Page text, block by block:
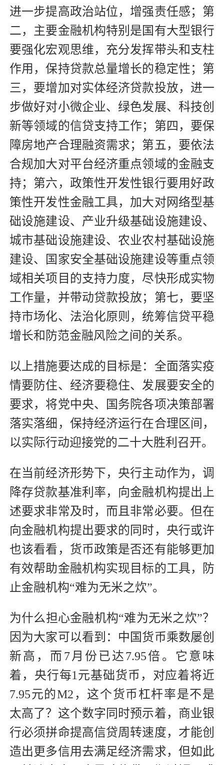
进一步提高政治站位，增强责任感；第
二，主要金融机构特别是国有大型银行
要强化宏观思维，充分发挥带头和支柱
作用，保持贷款总量增长的稳定性；第
三，要增加对实体经济贷款投放，进一
步做好对小微企业、绿色发展、科技创
新等领域的信贷支持工作；第四，要保
障房地产合理融资需求；第五，要依法
合规加大对平台经济重点领域的金融支
持；第六，政策性开发性银行要用好政
策性开发性金融工具，加大对网络型基
础设施建设、产业升级基础设施建设、
城市基础设施建设、农业农村基础设施
建设、国家安全基础设施建设等重点领
域相关项目的支持力度，尽快形成实物
工作量，并带动贷款投放；第七，要坚
持市场化、法治化原则，统筹信贷平稳
增长和防范金融风险之间的关系。
以上措施要达成的目标是：全面落实疫
情要防住、经济要稳住、发展要安全的
要求，将党中央、国务院各项决策部署
落实落细，保持经济运行在合理区间，
以实际行动迎接党的二十大胜利召开。
在当前经济形势下，央行主动作为，调
降存贷款基准利率，向金融机构提出上
述要求非常及时，而且非常必要。但在
向金融机构提出要求的同时，央行或许
也该看看，货币政策是否还有能够更加
有效帮助金融机构实现目标的工具，防
止金融机构“难为无米之炊”。
为什么担心金融机构“难为无米之炊”？
因为大家可以看到：中国货币乘数屡创
新高，而7月份已达7.95倍。它意味
着，央行每1元基础货币，对应着将近
7.95元的M2，这个货币杠杆率是不是
太高了？这个数字同时预示着，商业银
行必须拼命提高信贷周转速度，才能创
造出更多信用去满足经济需求，但如此